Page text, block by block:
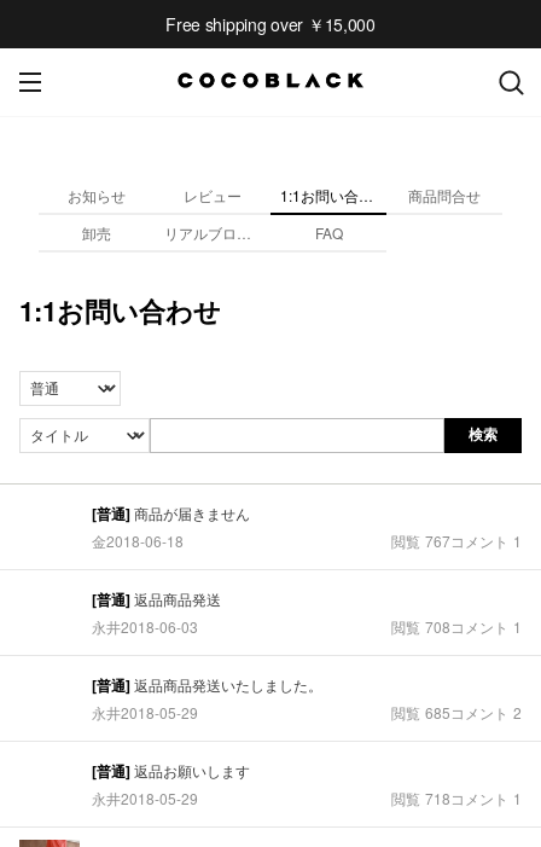
Free shipping over ￥15,000
お知らせ レビュー 1:1お問い合わせ
商品問合せ
卸売
FAQ
1:1お問い合わせ
検索
[普通]商品が届きません
金2018-06-18 閲覧 767コメント 1
[普通]返品商品発送
永井2018-06-03 閲覧 708コメント 1
[普通]返品商品発送いたしました。
永井2018-05-29 閲覧 685コメント 2
[普通]返品お願いします
永井2018-05-29 閲覧 718コメント 1